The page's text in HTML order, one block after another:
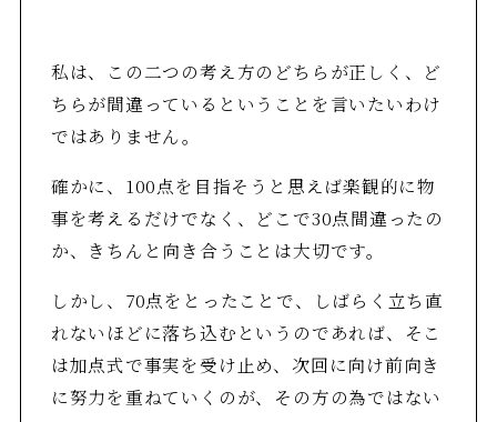
私は、この二つの考え方のどちらが正しく、ど
ちらが間違っているということを言いたいわけ
ではありません。
確かに、100点を目指そうと思えば楽観的に物
事を考えるだけでなく、どこで30点間違ったの
か、きちんと向き合うことは大切です。
しかし、70点をとったことで、しばらく立ち直
れないほどに落ち込むというのであれば、そこ
は加点式で事実を受け止め、次回に向け前向き
に努力を重ねていくのが、その方の為ではない